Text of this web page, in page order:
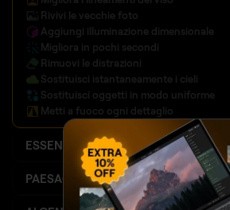
Rivivi le vecchie foto
Aggiungi illuminazione dimensionale
Migliora in pochi secondi
Rimuovi le distrazioni
Sostituisci istantaneamente i cieli
Sostituisci oggetti in modo uniforme
Metti a fuoco ogni dettaglio
ESSENZIALI
PAESAGGIO